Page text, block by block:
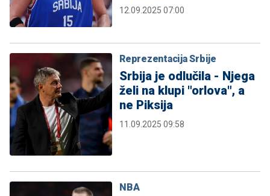
12.09.2025 07:00
Reprezentacija Srbije
Srbija je odlučila - Njega
želi na klupi "orlova", a
ne Piksija
11.09.2025 09:58
NBA